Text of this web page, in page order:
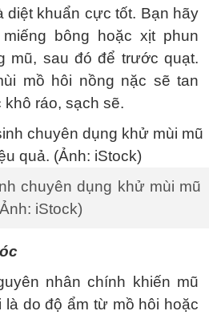
diệt khuẩn cực tốt. Bạn hãy
bông hoặc xịt phun
mũ, sau đó để trước quạt.
mồ hôi nồng nặc sẽ tan
khô ráo, sạch sẽ.
chuyên dụng khử mùi mũ
iStock)
nhân chính khiến mũ
là do độ ẩm từ mồ hôi hoặc